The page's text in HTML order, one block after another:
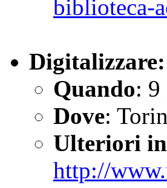
biblioteca-
Quando: 9
Dove:
Ulteriori
http://